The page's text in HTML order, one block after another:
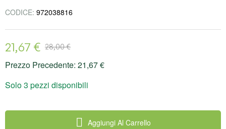
CODICE: 972038816
28,00€
21,67 €
Prezzo Precedente: 21,67€
Solo 3 pezzi disponibili
Aggiungi Al Carrello